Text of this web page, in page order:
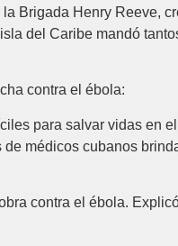
Brigada Henry Reeve,
del Caribe mandó
contra el ébola:
para salvar vidas en
médicos cubanos
contra el ébola.